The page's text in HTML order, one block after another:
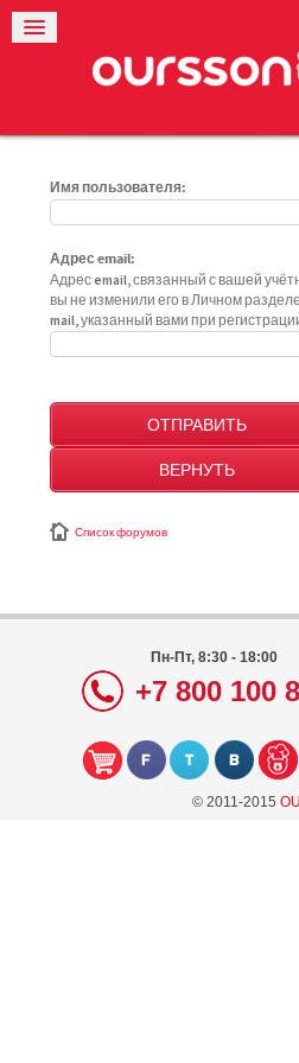
Имя пользователя:
Адрес email:
Адрес email, связанный с вашей
вы не изменили его в Личном
mail, указанный вами при
Список форумов
Пн-Пт, 8:30 - 18:00
+7 800 100
© 2011-2015